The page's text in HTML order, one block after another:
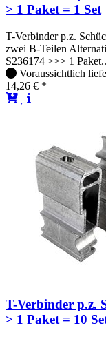
> 1 Paket = 1 Set
T-Verbinder p.z.
zwei B-Teilen
S236174 >>> 1
Voraussichtlich
14,26 € *
T-Verbinder p.z.
> 1 Paket = 10